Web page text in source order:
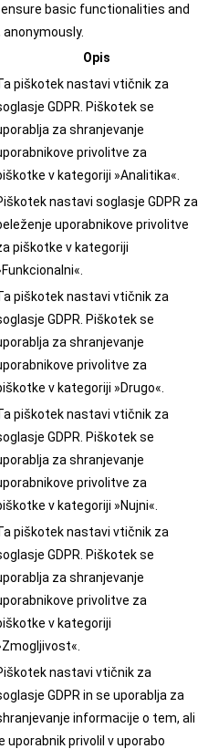
basic functionalities and
Opis
piškotek nastavi vtičnik za
GDPR. Piškotek se
za shranjevanje
privolitve za
v kategoriji »Analitika«.
nastavi soglasje GDPR za
uporabnikove privolitve
piškotke v kategoriji
piškotek nastavi vtičnik za
GDPR. Piškotek se
za shranjevanje
privolitve za
v kategoriji »Drugo«.
piškotek nastavi vtičnik za
GDPR. Piškotek se
za shranjevanje
privolitve za
v kategoriji »Nujni«.
piškotek nastavi vtičnik za
GDPR. Piškotek se
za shranjevanje
privolitve za
v kategoriji
nastavi vtičnik za
GDPR in se uporablja za
informacije o tem, ali
uporabnik privolil v uporabo